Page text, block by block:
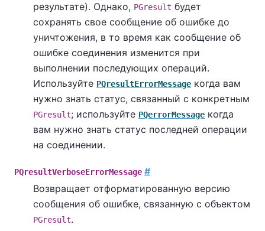
результате). Однако, PGresult будет
сохранять свое сообщение об ошибке до
уничтожения, в то время как сообщение об
ошибке соединения изменится при
выполнении последующих операций.
Используйте PQresultErrorMessage когда вам
нужно знать статус, связанный с конкретным
PGresult; используйте PQerrorMessage когда
вам нужно знать статус последней операции
на соединении.
PQresultVerboseErrorMessage #
Возвращает отформатированную версию
сообщения об ошибке, связанную с объектом
PGresult.